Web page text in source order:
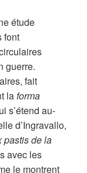
étude
font
guerre.
fait
laforma
s’étend au-
d’Ingravallo,
pastis de la
avec les
le montrent